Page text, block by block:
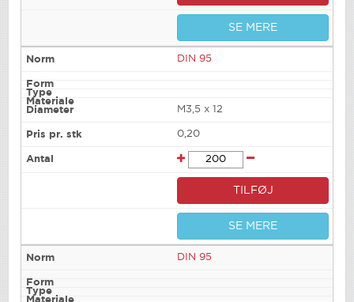
SE MERE
DIN 95
M3,5 x 12
0,20
TILFØJ
SE MERE
DIN 95